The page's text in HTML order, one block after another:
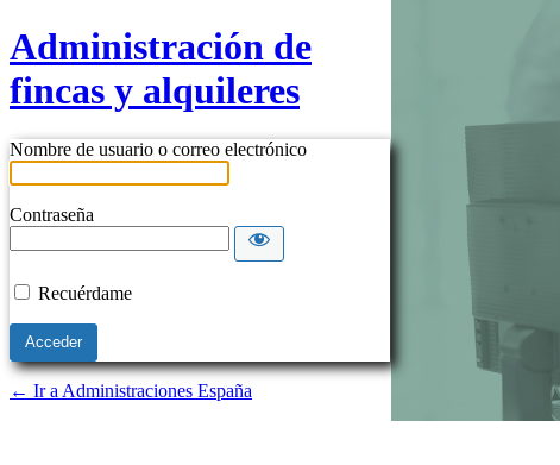
Administración de
fincas y alquileres
Nombre de usuario o correo electrónico
Contraseña
Recuérdame
← Ir a Administraciones España